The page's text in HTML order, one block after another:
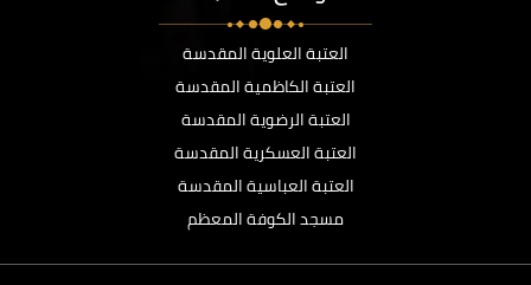
العتبة العلوية المقدسة
العتبة الكاظمية المقدسة
العتبة الرضوية المقدسة
العتبة العسكرية المقدسة
العتبة العباسية المقدسة
مسجد الكوفة المعظم